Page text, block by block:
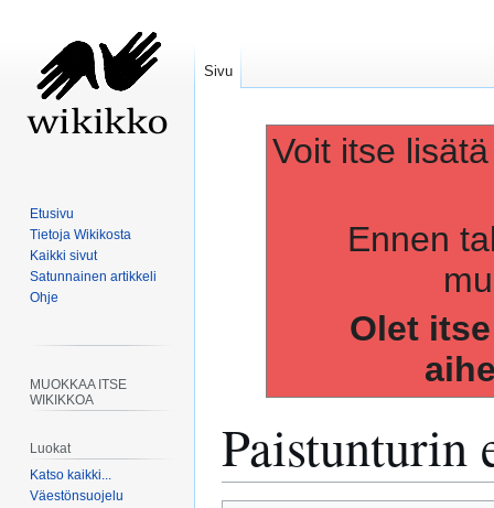
Voit itse
Ennen
Olet
Paistunturin
Sivu
Etusivu
Tietoja Wikikosta
Kaikki sivut
Satunnainen artikkeli
Ohje
MUOKKAA ITSE
WIKIKKOA
Luokat
Katso kaikki...
Väestönsuojelu